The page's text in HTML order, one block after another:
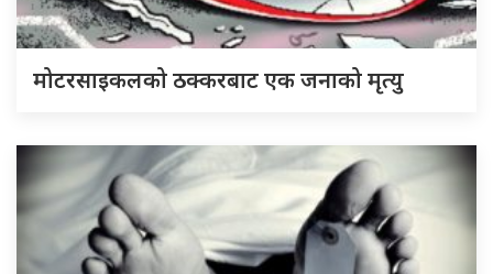
मोटरसाइकलको ठक्करबाट एक जनाको मृत्यु